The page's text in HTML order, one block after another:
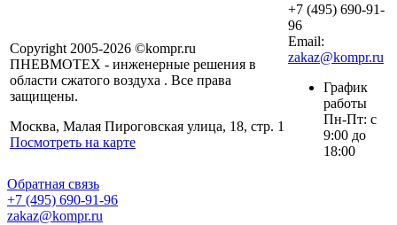
Copyright 2005-2026 ©kompr.ru
ПНЕВМОТЕХ - инженерные решения в
области сжатого воздуха . Все права
защищены.
Москва, Малая Пироговская улица, 18, стр. 1
Посмотреть на карте
+7 (495) 690-91-
96
Email:
zakaz@kompr.ru
График
работы
Пн-Пт: с
9:00 до
18:00
Обратная связь
+7 (495) 690-91-96
zakaz@kompr.ru